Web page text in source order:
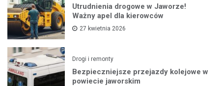
Utrudnienia drogowe w Jaworze!
Ważny apel dla kierowców
27 kwietnia 2026
Drogi i remonty
Bezpieczniejsze przejazdy kolejowe w
powiecie jaworskim